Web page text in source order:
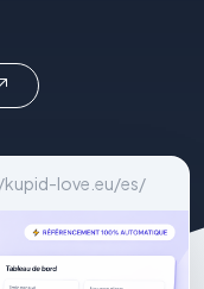
love.eu/es/